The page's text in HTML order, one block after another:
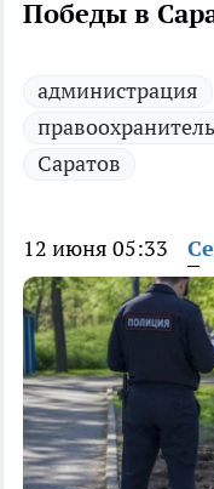
Победы в
администрация
Саратов
12 июня 05:33